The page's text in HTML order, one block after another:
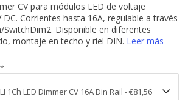
CV para módulos LED de voltaje
Corrientes hasta 16A, regulable a través
Disponible en diferentes
montaje en techo y riel DIN. Leer más
*